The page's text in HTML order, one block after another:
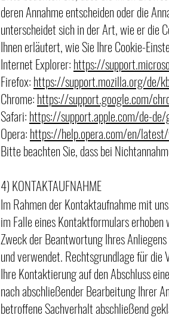
deren Annahme entscheiden oder die
unterscheidet sich in der Art, wie er die
Ihnen erläutert, wie Sie Ihre Cookie-
Internet Explorer:https://
Firefox:https://support.mozilla.org/de/
Chrome:https://support.google.com/
Safari:https://support.apple.com/de-
Opera:https://help.opera.com/en/
Bitte beachten Sie, dass bei
4) KONTAKTAUFNAHME
Im Rahmen der Kontaktaufnahme mit
im Falle eines Kontaktformulars
Zweck der Beantwortung Ihres
und verwendet. Rechtsgrundlage für
Ihre Kontaktierung auf den Abschluss
nach abschließender Bearbeitung Ihrer
betroffene Sachverhalt abschließend